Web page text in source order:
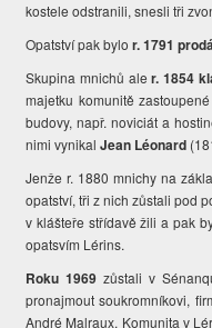
kostele odstranili, snesli tři
Opatství pak bylor. 1791
Skupina mnichů aler. 1854
majetku komunitě
budovy, např. noviciát a
nimi vynikalJean Léonard
Jenže r. 1880 mnichy na
opatství, tři z nich zůstali pod
v klášteře střídavě žili a pak
opatsvím Lérins.
Roku 1969 zůstali v
pronajmout soukromníkovi,
André Malraux. Komunita v